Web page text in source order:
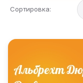
Сортировка: